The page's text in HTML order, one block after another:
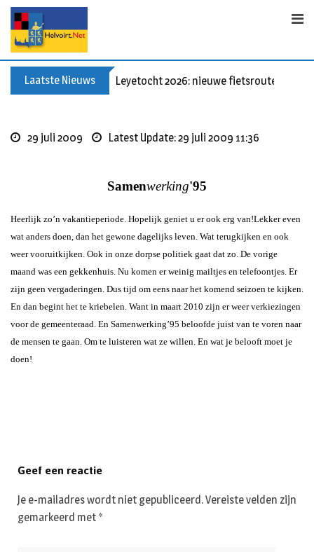
Skip
content
Laatste Nieuws Leyetocht 2026: nieuwe fietsroutes
29 juli 2009 Latest Update: 29 juli 2009 11:36
Samenwerking'95
Heerlijk zo’n vakantieperiode. Hopelijk geniet u er ook erg van!Lekker even
wat anders doen, dan het gewone dagelijks leven. Wat terugkijken en ook
weer vooruitkijken. Ook in onze dorpse politiek gaat dat zo. De vorige
maand was een gekkenhuis. Nu komen er weinig mailtjes en telefoontjes. Er
zijn geen vergaderingen. Dus tijd om eens naar het komend seizoen te kijken.
En dan begint het te kriebelen. Want in maart 2010 zijn er weer verkiezingen
voor de gemeenteraad. En Samenwerking’95 beloofde juist van te voren naar
de mensen te gaan. Om te luisteren wat ze willen. En wat je belooft moet je
doen!
Geef een reactie
Je e-mailadres wordt niet gepubliceerd.Vereiste velden zijn
gemarkeerd met *